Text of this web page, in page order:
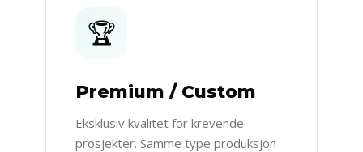
🏆
Premium / Custom
Eksklusiv kvalitet for krevende
prosjekter. Samme type produksjon